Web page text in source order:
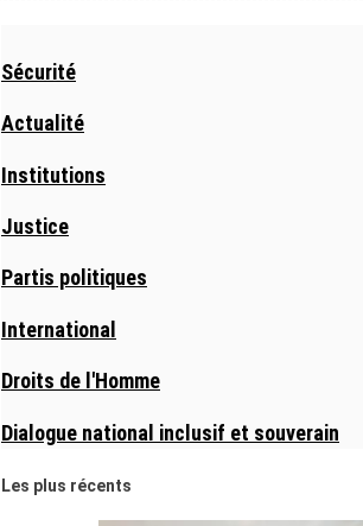
Sécurité
Actualité
Institutions
Justice
Partis politiques
International
Droits de l'Homme
Dialogue national inclusif et souverain
Les plus récents